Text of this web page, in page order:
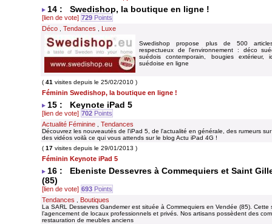
14 : Swedishop, la boutique en ligne !
[lien de vote] 729 Points
Déco
Tendances Luxe
Swedishop propose plus de 500
respectueux de l'environnement : déco
suédois contemporain, bougies extérieur,
suédoise en ligne
( 41 visites depuis le 25/02/2010 )
Féminin Swedishop, la boutique en ligne !
15 : Keynote iPad 5
[lien de vote] 702 Points
Actualité Féminine
Tendances
Découvrez les nouveautés de l'iPad 5, de l'actualité en générale, des rumeurs
des vidéos voilà ce qui vous attends sur le blog Actu iPad 4G !
( 17 visites depuis le 29/01/2013 )
Féminin Keynote iPad 5
16 : Ebeniste Dessevres à Commequiers et Saint
(85)
[lien de vote] 693 Points
Tendances
Boutiques
La SARL Dessevres Gandemer est située à Commequiers en Vendée (85). Cette
l’agencement de locaux professionnels et privés. Nos artisans possèdent des
restauration de meubles anciens